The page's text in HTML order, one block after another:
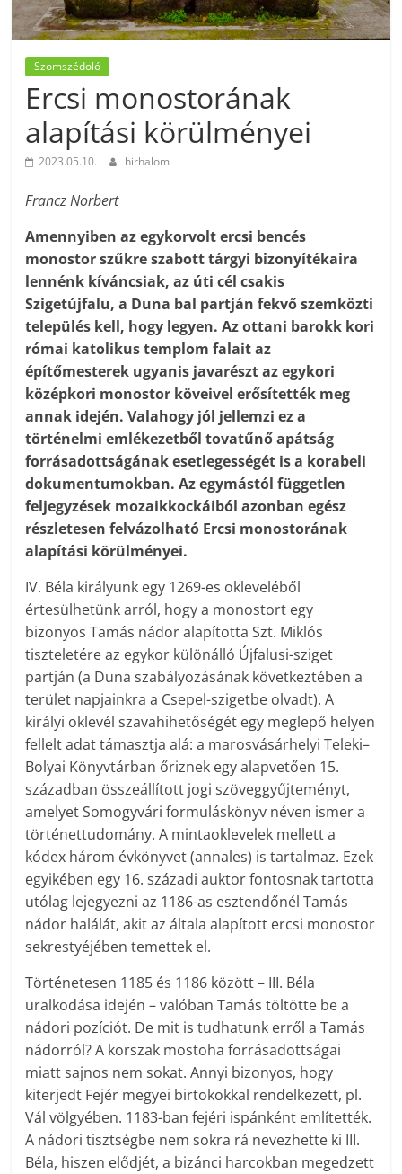
Szomszédoló
Ercsi monostorának
alapítási körülményei
2023.05.10. hirhalom
Francz Norbert
Amennyiben az egykorvolt ercsi bencés
monostor szűkre szabott tárgyi bizonyítékaira
lennénk kíváncsiak, az úti cél csakis
Szigetújfalu, a Duna bal partján fekvő szemközti
település kell, hogy legyen. Az ottani barokk kori
római katolikus templom falait az
építőmesterek ugyanis javarészt az egykori
középkori monostor köveivel erősítették meg
annak idején. Valahogy jól jellemzi ez a
történelmi emlékezetből tovatűnő apátság
forrásadottságának esetlegességét is a korabeli
dokumentumokban. Az egymástól független
feljegyzések mozaikkockáiból azonban egész
részletesen felvázolható Ercsi monostorának
alapítási körülményei.
IV. Béla királyunk egy 1269-es okleveléből
értesülhetünk arról, hogy a monostort egy
bizonyos Tamás nádor alapította Szt. Miklós
tiszteletére az egykor különálló Újfalusi-sziget
partján (a Duna szabályozásának következtében a
terület napjainkra a Csepel-szigetbe olvadt). A
királyi oklevél szavahihetőségét egy meglepő helyen
fellelt adat támasztja alá: a marosvásárhelyi Teleki–
Bolyai Könyvtárban őriznek egy alapvetően 15.
században összeállított jogi szöveggyűjteményt,
amelyet Somogyvári formuláskönyv néven ismer a
történettudomány. A mintaoklevelek mellett a
kódex három évkönyvet (annales) is tartalmaz. Ezek
egyikében egy 16. századi auktor fontosnak tartotta
utólag lejegyezni az 1186-as esztendőnél Tamás
nádor halálát, akit az általa alapított ercsi monostor
sekrestyéjében temettek el.
Történetesen 1185 és 1186 között – III. Béla
uralkodása idején – valóban Tamás töltötte be a
nádori pozíciót. De mit is tudhatunk erről a Tamás
nádorról? A korszak mostoha forrásadottságai
miatt sajnos nem sokat. Annyi bizonyos, hogy
kiterjedt Fejér megyei birtokokkal rendelkezett, pl.
Vál völgyében. 1183-ban fejéri ispánként említették.
A nádori tisztségbe nem sokra rá nevezhette ki III.
Béla, hiszen elődjét, a bizánci harcokban megedzett